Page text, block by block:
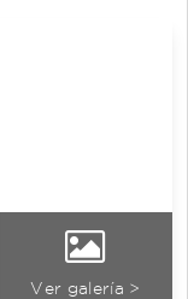
Ver galería >